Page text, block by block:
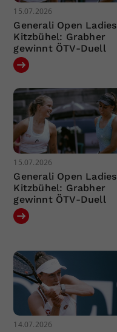
15.07.2026
Generali Open Ladies
Kitzbühel: Grabher
gewinnt ÖTV-Duell
15.07.2026
Generali Open Ladies
Kitzbühel: Grabher
gewinnt ÖTV-Duell
14.07.2026